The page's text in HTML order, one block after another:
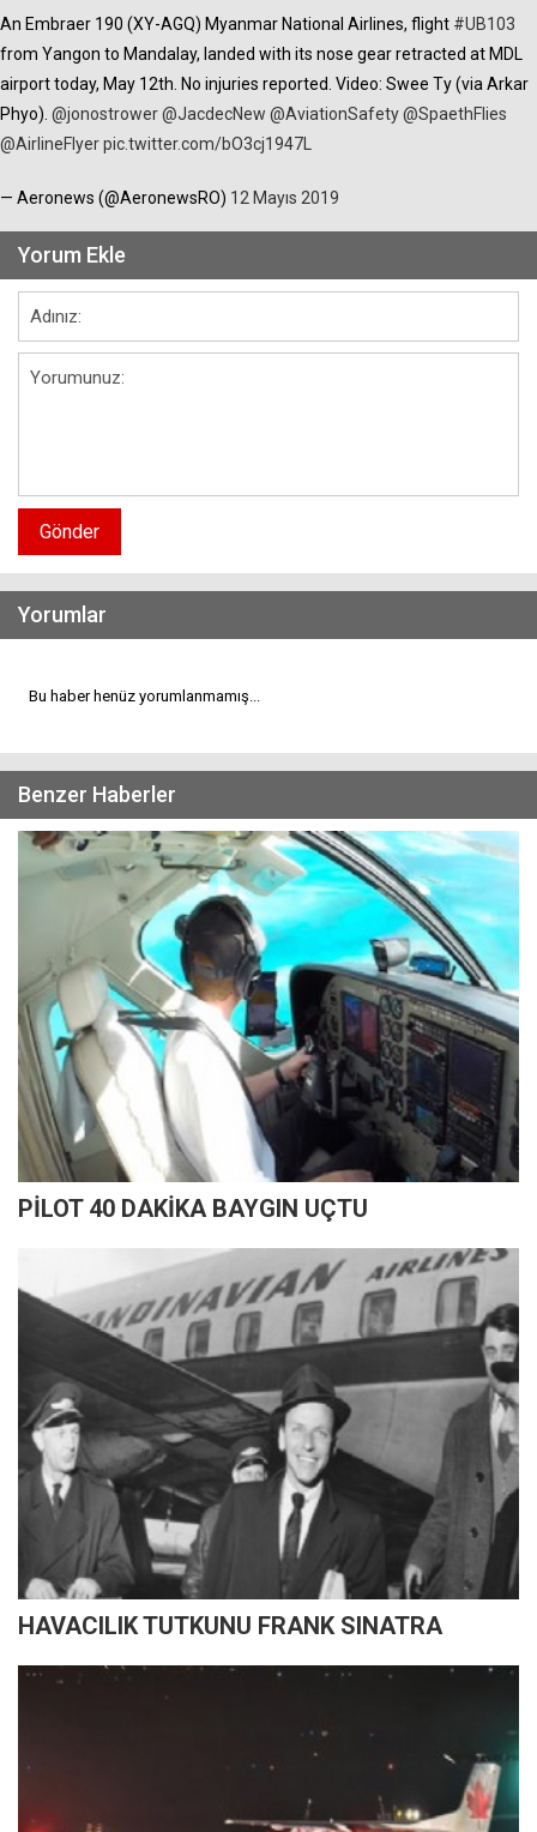
An Embraer 190 (XY-AGQ) Myanmar National Airlines, flight #UB103
from Yangon to Mandalay, landed with its nose gear retracted at MDL
airport today, May 12th. No injuries reported. Video: Swee Ty (via Arkar
Phyo). @jonostrower@JacdecNew @AviationSafety@SpaethFlies
@AirlineFlyerpic.twitter.com/bO3cj1947L
— Aeronews (@AeronewsRO) 12 Mayıs 2019
Yorum Ekle
Gönder
Yorumlar
Bu haber henüz yorumlanmamış...
Benzer Haberler
PİLOT 40 DAKİKA BAYGIN UÇTU
HAVACILIK TUTKUNU FRANK SINATRA